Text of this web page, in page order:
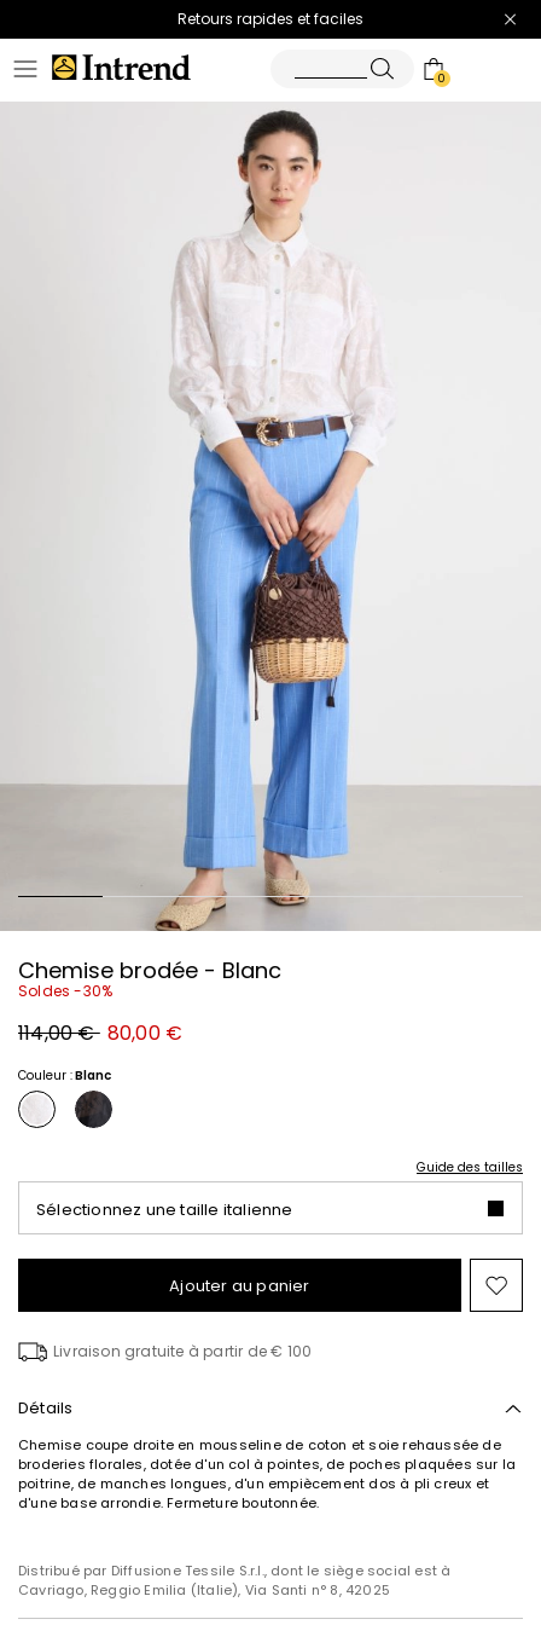
Retours rapides et faciles
0
Chemise brodée - Blanc
Soldes -30%
Prix
original
€
114,00 € Nouveau
prix
€
80,00 €
Couleur :Blanc
Guide des tailles
Sélectionnez une taille italienne
Ajouter au panier
Livraison gratuite à partir de € 100
Détails
Chemise coupe droite en mousseline de coton et soie rehaussée de
broderies florales, dotée d'un col à pointes, de poches plaquées sur la
poitrine, de manches longues, d'un empiècement dos à pli creux et
d'une base arrondie. Fermeture boutonnée.
Distribué par Diffusione Tessile S.r.l., dont le siège social est à
Cavriago, Reggio Emilia (Italie), Via Santi n° 8, 42025